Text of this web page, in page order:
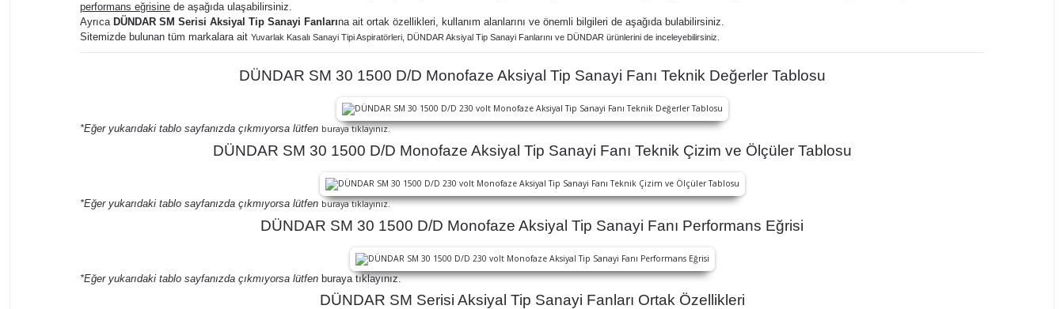
performans eğrisine de aşağıda ulaşabilirsiniz.
Ayrıca DÜNDAR SM Serisi Aksiyal Tip Sanayi Fanlarına ait ortak özellikleri, kullanım alanlarını ve önemli bilgileri de aşağıda bulabilirsiniz.
Sitemizde bulunan tüm markalara ait Yuvarlak Kasalı Sanayi Tipi Aspiratörleri, DÜNDAR Aksiyal Tip Sanayi Fanlarını ve DÜNDAR ürünlerini de inceleyebilirsiniz.
DÜNDAR SM 30 1500 D/D Monofaze Aksiyal Tip Sanayi Fanı Teknik Değerler Tablosu
*Eğer yukarıdaki tablo sayfanızda çıkmıyorsa lütfen buraya tıklayınız.
DÜNDAR SM 30 1500 D/D Monofaze Aksiyal Tip Sanayi Fanı Teknik Çizim ve Ölçüler Tablosu
*Eğer yukarıdaki tablo sayfanızda çıkmıyorsa lütfen buraya tıklayınız.
DÜNDAR SM 30 1500 D/D Monofaze Aksiyal Tip Sanayi Fanı Performans Eğrisi
*Eğer yukarıdaki tablo sayfanızda çıkmıyorsa lütfen burayatıklayınız.
DÜNDAR SM Serisi Aksiyal Tip Sanayi Fanları Ortak Özellikleri